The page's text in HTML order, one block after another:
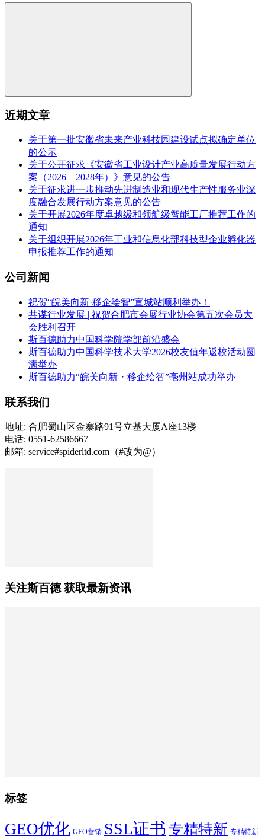
近期文章
关于第一批安徽省未来产业科技园建设试点拟确定单位
的公示
关于公开征求《安徽省工业设计产业高质量发展行动方
案（2026—2028年）》意见的公告
关于征求进一步推动先进制造业和现代生产性服务业深
度融合发展行动方案意见的公告
关于开展2026年度卓越级和领航级智能工厂推荐工作的
通知
关于组织开展2026年工业和信息化部科技型企业孵化器
申报推荐工作的通知
公司新闻
祝贺“皖美向新·移企绘智”宣城站顺利举办！
共谋行业发展 | 祝贺合肥市会展行业协会第五次会员大
会胜利召开
斯百德助力中国科学院学部前沿盛会
斯百德助力中国科学技术大学2026校友值年返校活动圆
满举办
斯百德助力“皖美向新・移企绘智”亳州站成功举办
联系我们
地址: 合肥蜀山区金寨路91号立基大厦A座13楼
电话: 0551-62586667
邮箱: service#spiderltd.com（#改为@）
关注斯百德 获取最新资讯
标签
GEO优化 GEO营销 SSL证书 专精特新 专精特新